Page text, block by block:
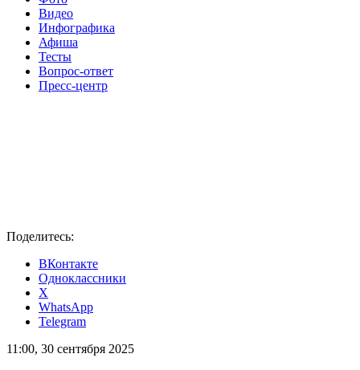
Видео
Инфографика
Афиша
Тесты
Вопрос-ответ
Пресс-центр
Поделитесь:
ВКонтакте
Одноклассники
X
WhatsApp
Telegram
11:00, 30 сентября 2025